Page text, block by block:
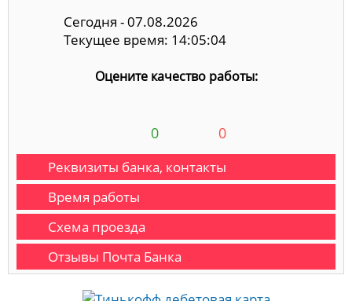
Сегодня - 07.08.2026
Текущее время: 14:05:04
Оцените качество работы:
0 0
Реквизиты банка, контакты
Время работы
Схема проезда
Отзывы Почта Банка